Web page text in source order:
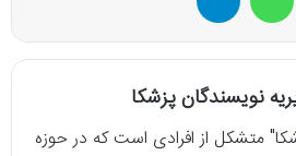
نویسندگان پزشکا
متشکل از افرادی است که در حوزه